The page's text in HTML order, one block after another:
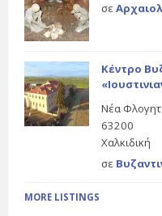
σε
Κέντρο
Νέα
63200
Χαλκιδική
σε
MORE LISTINGS